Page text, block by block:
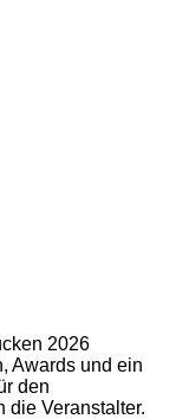
2026
Awards und ein
den
die Veranstalter.